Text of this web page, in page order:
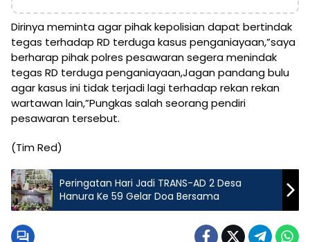
Dirinya meminta agar pihak kepolisian dapat bertindak
tegas terhadap RD terduga kasus penganiayaan,”saya
berharap pihak polres pesawaran segera menindak
tegas RD terduga penganiayaan,Jagan pandang bulu
agar kasus ini tidak terjadi lagi terhadap rekan rekan
wartawan lain,”Pungkas salah seorang pendiri
pesawaran tersebut.
(Tim Red)
Peringatan Hari Jadi TRANS-AD 2 Desa
Hanura Ke 59 Gelar Doa Bersama